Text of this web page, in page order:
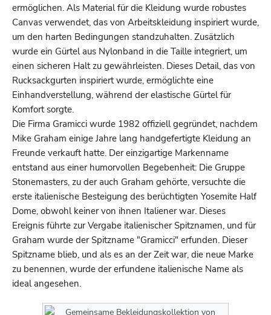
ermöglichen. Als Material für die Kleidung wurde robustes
Canvas verwendet, das von Arbeitskleidung inspiriert wurde,
um den harten Bedingungen standzuhalten. Zusätzlich
wurde ein Gürtel aus Nylonband in die Taille integriert, um
einen sicheren Halt zu gewährleisten. Dieses Detail, das von
Rucksackgurten inspiriert wurde, ermöglichte eine
Einhandverstellung, während der elastische Gürtel für
Komfort sorgte.
Die Firma Gramicci wurde 1982 offiziell gegründet, nachdem
Mike Graham einige Jahre lang handgefertigte Kleidung an
Freunde verkauft hatte. Der einzigartige Markenname
entstand aus einer humorvollen Begebenheit: Die Gruppe
Stonemasters, zu der auch Graham gehörte, versuchte die
erste italienische Besteigung des berüchtigten Yosemite Half
Dome, obwohl keiner von ihnen Italiener war. Dieses
Ereignis führte zur Vergabe italienischer Spitznamen, und für
Graham wurde der Spitzname "Gramicci" erfunden. Dieser
Spitzname blieb, und als es an der Zeit war, die neue Marke
zu benennen, wurde der erfundene italienische Name als
ideal angesehen.